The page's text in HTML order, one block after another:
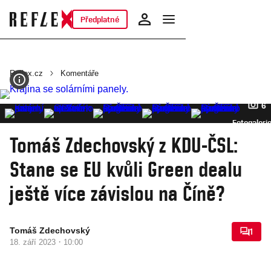
Předplatné
Reflex.cz Komentáře
6
Fotogalerie
Tomáš Zdechovský z KDU-ČSL:
Stane se EU kvůli Green dealu
ještě více závislou na Číně?
Tomáš Zdechovský
18. září 2023 · 10:00
1